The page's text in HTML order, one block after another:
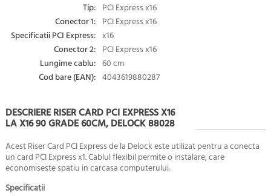
Tip: PCI Express x16
Conector 1: PCI Express x16
Specificatii PCI Express: x16
Conector 2: PCI Express x16
Lungime cablu: 60 cm
Cod bare (EAN): 4043619880287
DESCRIERE RISER CARD PCI EXPRESS X16
LA X16 90 GRADE 60CM, DELOCK 88028
Acest Riser Card PCI Express de la Delock este utilizat pentru a conecta
un card PCI Express x1. Cablul flexibil permite o instalare, care
economiseste spatiu in carcasa computerului.
Specificatii